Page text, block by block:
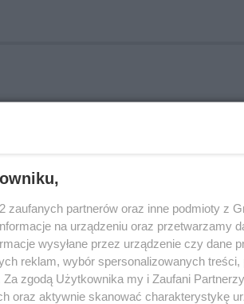
zaufanych partnerów oraz inne podmioty z
na urządzeniu oraz przetwarzamy
wysyłane przez urządzenie czy dane
reklam, wybór spersonalizowanych
Za zgodą Użytkownika my i Zaufani
oraz aktywnie skanować charakterystykę